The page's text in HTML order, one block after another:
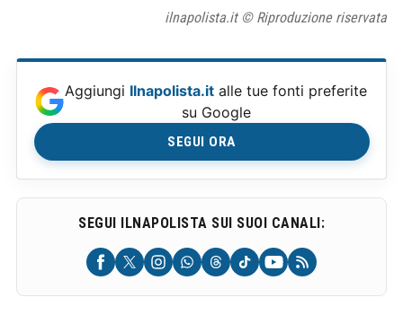
ilnapolista.it © Riproduzione riservata
Aggiungi Ilnapolista.it alle tue fonti preferite
su Google
SEGUI ORA
SEGUI ILNAPOLISTA SUI SUOI CANALI: